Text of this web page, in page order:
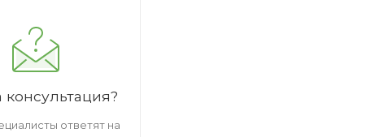
ответят на